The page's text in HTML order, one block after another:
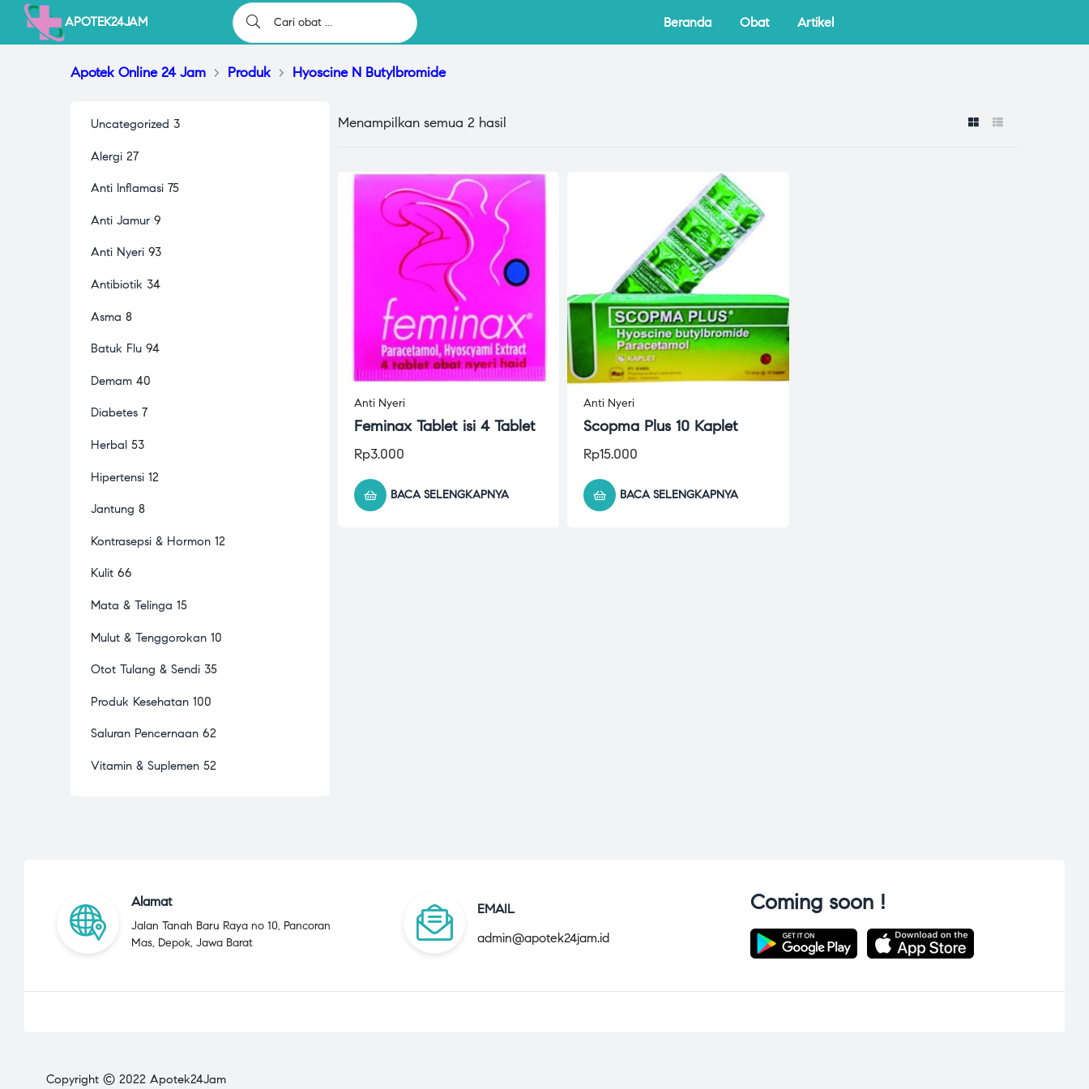
APOTEK24JAM Beranda Obat Artikel
Apotek Online 24 Jam > Produk > Hyoscine N Butylbromide
Menampilkan semua 2 hasil
Anti Nyeri
Feminax Tablet isi 4 Tablet
Rp3.000
BACA SELENGKAPNYA
Anti Nyeri
Scopma Plus 10 Kaplet
Rp15.000
BACA SELENGKAPNYA
Uncategorized 3
Alergi 27
Anti Inflamasi 75
Anti Jamur 9
Anti Nyeri 93
Antibiotik 34
Asma 8
Batuk Flu 94
Demam 40
Diabetes 7
Herbal 53
Hipertensi 12
Jantung 8
Kontrasepsi & Hormon 12
Kulit 66
Mata & Telinga 15
Mulut & Tenggorokan 10
Otot Tulang & Sendi 35
Produk Kesehatan 100
Saluran Pencernaan 62
Vitamin & Suplemen 52
Alamat
Jalan Tanah Baru Raya no 10, Pancoran
Mas, Depok, Jawa Barat
EMAIL
admin@apotek24jam.id
Coming soon !
Copyright © 2022 Apotek24Jam